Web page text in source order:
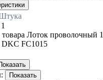
товара Лоток проволочный
FC1015
Показать